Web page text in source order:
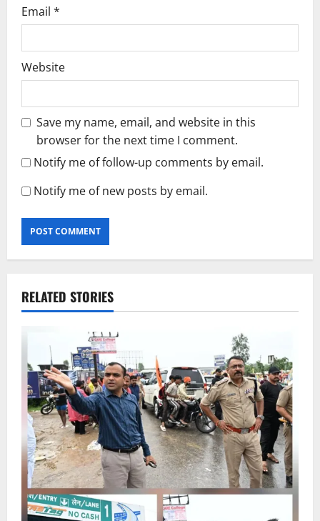
Email *
Website
Save my name, email, and website in this
browser for the next time I comment.
Notify me of follow-up comments by email.
Notify me of new posts by email.
RELATED STORIES